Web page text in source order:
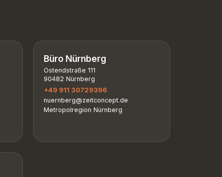
Büro Nürnberg
Ostendstraße 111
90482 Nürnberg
+49 911 30729396
nuernberg@zeitconcept.de
Metropolregion Nürnberg